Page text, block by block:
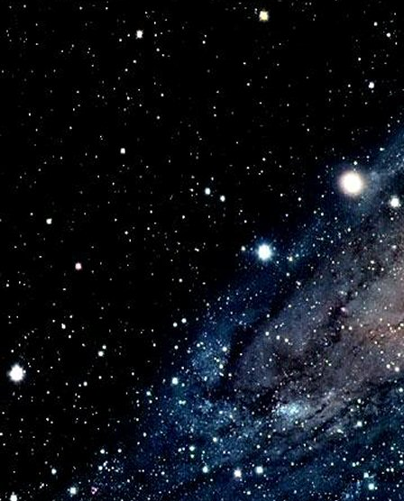
3.
Зачем уму отныне доверяться,
Когда за рамки вырос и исчез?
В безумстве  могут ярче  проявляться
Творца владенья истинных чудес.
Как  сравнивать  нетождества  творенья?
Зачем пустые хлопоты  ума?
Ведь образы и звуки – вдохновенье!
И в каждом новом вдохе жизнь сама.
Земные чувства светят сквозь оконце,
Но чувственная  звезд  волшебных даль
Раскручивает замыслы  у солнца,
Цветет звездой  загадочный миндаль.
6.
И образы  дождем  перетекают
В насыщенность  характеров  своих.
Что  звуки и цвета?  Они  играют
Друг в друга, нет и длительности  в  них.